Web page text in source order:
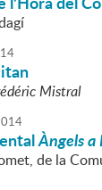
Mistral
Àngels a
de la